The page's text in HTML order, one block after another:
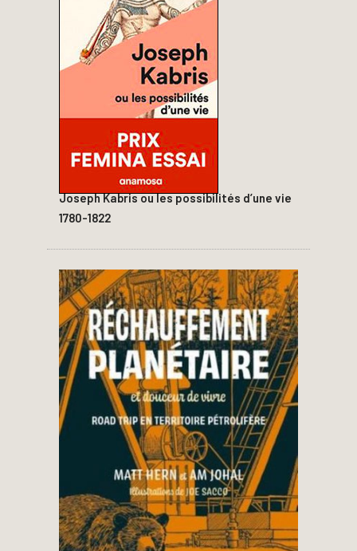
Joseph Kabris ou les possibilités d’une vie
1780-1822